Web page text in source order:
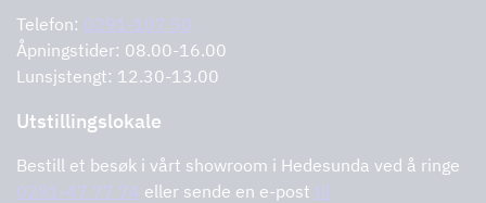
Retningslinjer for personvern
Støtte og tjenester
Telefon: 0291-107 50
Åpningstider: 08.00-16.00
Lunsjstengt: 12.30-13.00
Utstillingslokale
Bestill et besøk i vårt showroom i Hedesunda ved å ringe
0291-47 77 74 eller sende en e-post til